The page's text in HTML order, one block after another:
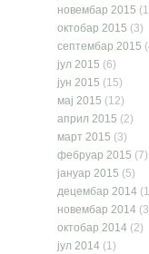
новембар 2015
октобар 2015 (3)
септембар 2015
јул 2015 (6)
јун 2015 (15)
мај 2015 (12)
април 2015 (2)
март 2015 (3)
фебруар 2015 (7)
јануар 2015 (5)
децембар 2014
новембар 2014
октобар 2014(2)
јул 2014(1)